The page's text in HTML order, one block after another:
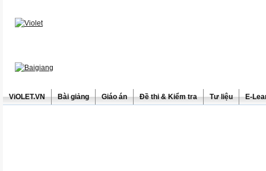
ViOLET.VN Bài giảng Giáo án Đề thi & Kiểm tra Tư liệu E-